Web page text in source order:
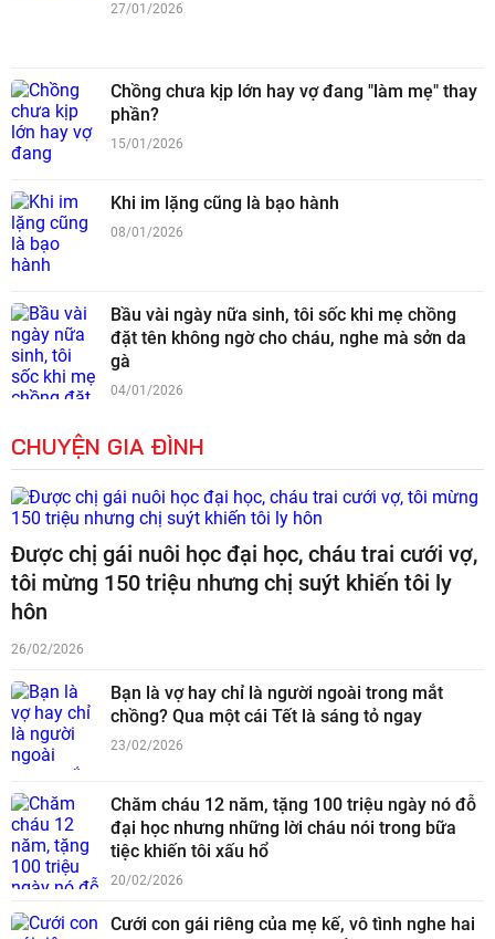
27/01/2026
Chồng chưa kịp lớn hay vợ đang "làm mẹ" thay
phần?
15/01/2026
Khi im lặng cũng là bạo hành
08/01/2026
Bầu vài ngày nữa sinh, tôi sốc khi mẹ chồng
đặt tên không ngờ cho cháu, nghe mà sởn da
gà
04/01/2026
CHUYỆN GIA ĐÌNH
Được chị gái nuôi học đại học, cháu trai cưới vợ,
tôi mừng 150 triệu nhưng chị suýt khiến tôi ly
hôn
26/02/2026
Bạn là vợ hay chỉ là người ngoài trong mắt
chồng? Qua một cái Tết là sáng tỏ ngay
23/02/2026
Chăm cháu 12 năm, tặng 100 triệu ngày nó đỗ
đại học nhưng những lời cháu nói trong bữa
tiệc khiến tôi xấu hổ
20/02/2026
Cưới con gái riêng của mẹ kế, vô tình nghe hai